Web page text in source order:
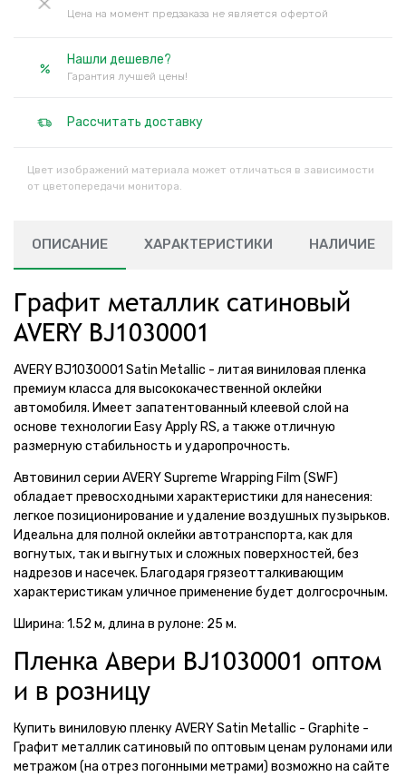
Цена на момент предзаказа не является офертой
Нашли дешевле?
Гарантия лучшей цены!
Рассчитать доставку
Цвет изображений материала может отличаться в зависимости
от цветопередачи монитора.
ОПИСАНИЕ ХАРАКТЕРИСТИКИ НАЛИЧИЕ
Графит металлик сатиновый
AVERY BJ1030001
AVERY BJ1030001 Satin Metallic - литая виниловая пленка
премиум класса для высококачественной оклейки
автомобиля. Имеет запатентованный клеевой слой на
основе технологии Easy Apply RS, а также отличную
размерную стабильность и ударопрочность.
Автовинил серии AVERY Supreme Wrapping Film (SWF)
обладает превосходными характеристики для нанесения:
легкое позиционирование и удаление воздушных пузырьков.
Идеальна для полной оклейки автотранспорта, как для
вогнутых, так и выгнутых и сложных поверхностей, без
надрезов и насечек. Благодаря грязеотталкивающим
характеристикам уличное применение будет долгосрочным.
Ширина: 1.52 м, длина в рулоне: 25 м.
Пленка Авери BJ1030001 оптом
и в розницу
Купить виниловую пленку AVERY Satin Metallic - Graphite -
Графит металлик сатиновый по оптовым ценам рулонами или
метражом (на отрез погонными метрами) возможно на сайте